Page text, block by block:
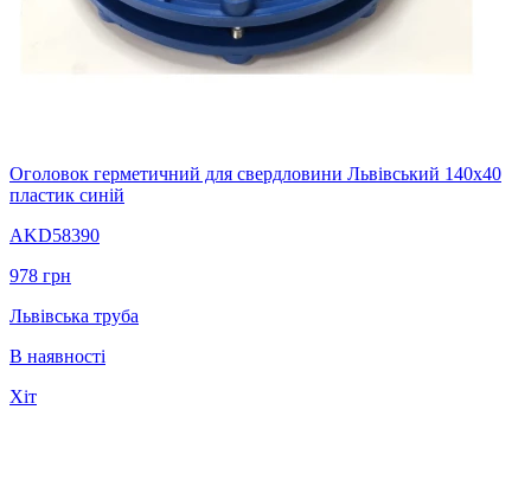
Оголовок герметичний для свердловини Львівський 140х40
пластик синій
AKD58390
978 грн
Львівська труба
В наявності
Хіт